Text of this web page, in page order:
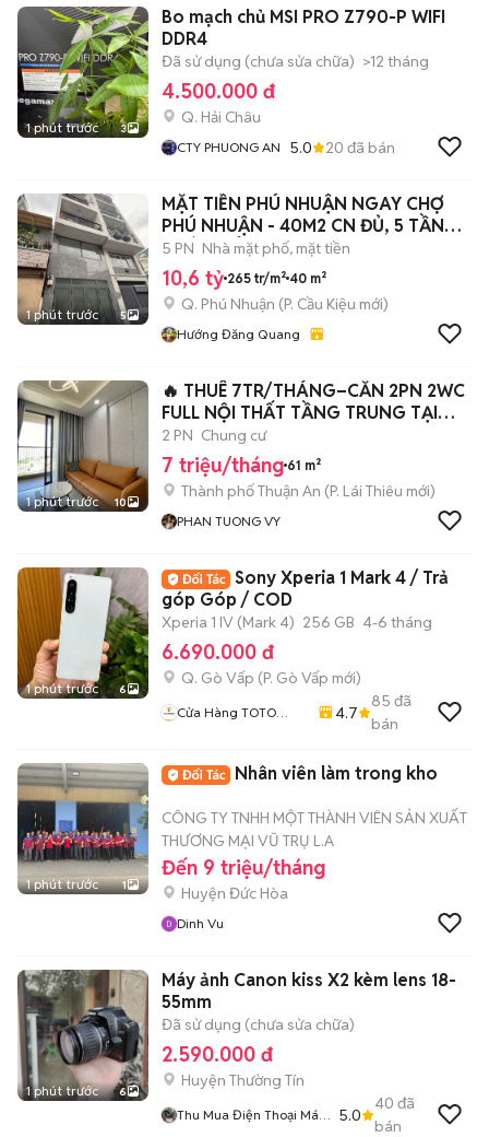
1 phút trước 3
Bo mạch chủ MSI PRO Z790-P WIFI
DDR4
Đã sử dụng (chưa sửa chữa) >12 tháng
4.500.000 đ
Q. Hải Châu
CTY PHUONG AN 5.0 20 đã bán
1 phút trước 5
MẶT TIỀN PHÚ NHUẬN NGAY CHỢ
PHÚ NHUẬN - 40M2 CN ĐỦ, 5 TẦNG
HOÀN CÔNG.
5 PN Nhà mặt phố, mặt tiền
10,6 tỷ 265 tr/m² 40 m²
Q. Phú Nhuận (P. Cầu Kiệu mới)
Hướng Đăng Quang
1 phút trước 10
🔥 THUÊ 7TR/THÁNG–CĂN 2PN 2WC
FULL NỘI THẤT TẦNG TRUNG TẠI
OPAL SKYLINE
2 PN Chung cư
7 triệu/tháng 61 m²
Thành phố Thuận An (P. Lái Thiêu mới)
PHAN TUONG VY
1 phút trước 6
Sony Xperia 1 Mark 4 / Trả
góp Góp / COD
Xperia 1 IV (Mark 4) 256 GB 4-6 tháng
6.690.000 đ
Q. Gò Vấp (P. Gò Vấp mới)
Cửa Hàng TOTO
4.7
85 đã
bán
1 phút trước 1
Nhân viên làm trong kho
CÔNG TY TNHH MỘT THÀNH VIÊN SẢN XUẤT
THƯƠNG MẠI VŨ TRỤ L.A
Đến 9 triệu/tháng
Huyện Đức Hòa
Dinh Vu
1 phút trước 6
Máy ảnh Canon kiss X2 kèm lens 18-
55mm
Đã sử dụng (chưa sửa chữa)
2.590.000 đ
Huyện Thường Tín
Thu Mua Điện Thoại Máy
5.0
40 đã
bán